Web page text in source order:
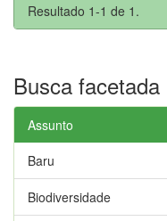
Resultado 1-1 de 1.
Busca facetada
Assunto
Baru
Biodiversidade